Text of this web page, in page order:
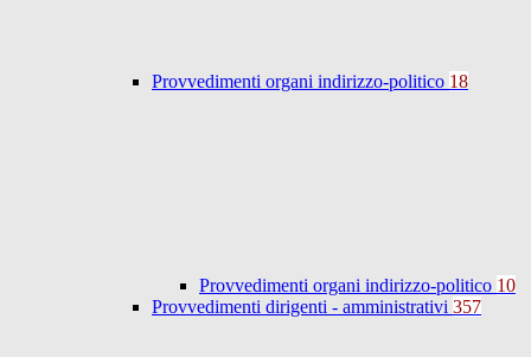
Provvedimenti organi indirizzo-politico 18
Provvedimenti organi indirizzo-politico 10
Provvedimenti dirigenti - amministrativi 357